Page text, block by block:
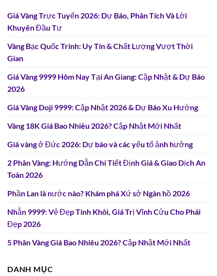
Giá Vàng Trực Tuyến 2026: Dự Báo, Phân Tích Và Lời
Khuyên Đầu Tư
Vàng Bạc Quốc Trinh: Uy Tín & Chất Lượng Vượt Thời
Gian
Giá Vàng 9999 Hôm Nay Tại An Giang: Cập Nhật & Dự Báo
2026
Giá Vàng Doji 9999: Cập Nhật 2026 & Dự Báo Xu Hướng
Vàng 18K Giá Bao Nhiêu 2026? Cập Nhật Mới Nhất
Giá vàng ở Đức 2026: Dự báo và các yếu tố ảnh hưởng
2 Phân Vàng: Hướng Dẫn Chi Tiết Định Giá & Giao Dịch An
Toàn 2026
Phần Lan là nước nào? Khám phá Xứ sở Ngàn hồ 2026
Nhẫn 9999: Vẻ Đẹp Tinh Khôi, Giá Trị Vĩnh Cửu Cho Phái
Đẹp 2026
5 Phân Vàng Giá Bao Nhiêu 2026? Cập Nhật Mới Nhất
DANH MỤC